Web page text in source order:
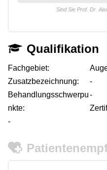
Sind Sie Prof. Dr.
Qualifikation
Fachgebiet:
Zusatzbezeichnung:
-
Behandlungsschwerpu
nkte:
-
-